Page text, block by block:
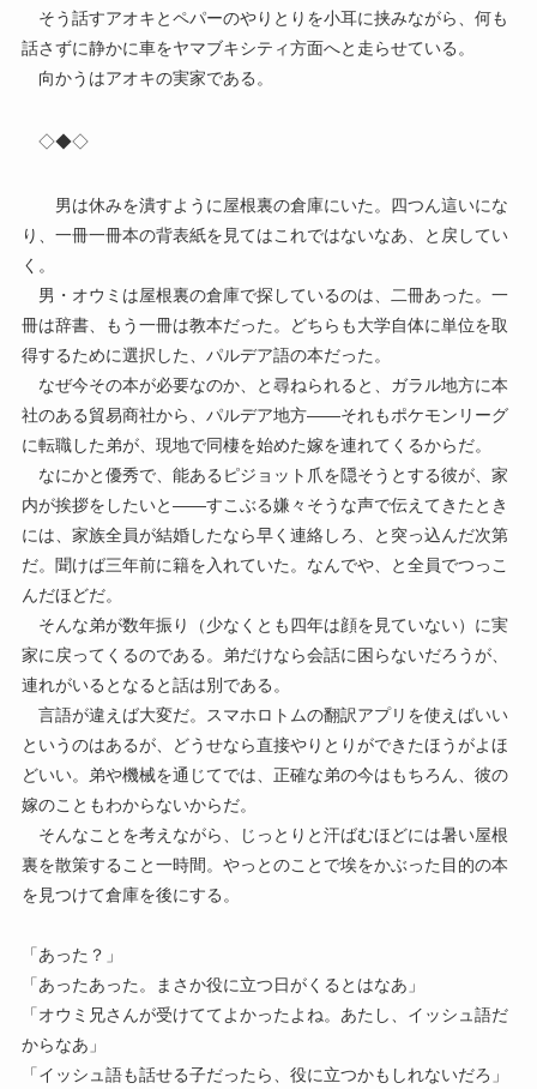
そう話すアオキとペパーのやりとりを小耳に挟みながら、何も
話さずに静かに車をヤマブキシティ方面へと走らせている。
向かうはアオキの実家である。
◇◆◇
男は休みを潰すように屋根裏の倉庫にいた。四つん這いにな
り、一冊一冊本の背表紙を見てはこれではないなあ、と戻してい
く。
男・オウミは屋根裏の倉庫で探しているのは、二冊あった。一
冊は辞書、もう一冊は教本だった。どちらも大学自体に単位を取
得するために選択した、パルデア語の本だった。
なぜ今その本が必要なのか、と尋ねられると、ガラル地方に本
社のある貿易商社から、パルデア地方――それもポケモンリーグ
に転職した弟が、現地で同棲を始めた嫁を連れてくるからだ。
なにかと優秀で、能あるピジョット爪を隠そうとする彼が、家
内が挨拶をしたいと――すこぶる嫌々そうな声で伝えてきたとき
には、家族全員が結婚したなら早く連絡しろ、と突っ込んだ次第
だ。聞けば三年前に籍を入れていた。なんでや、と全員でつっこ
んだほどだ。
そんな弟が数年振り（少なくとも四年は顔を見ていない）に実
家に戻ってくるのである。弟だけなら会話に困らないだろうが、
連れがいるとなると話は別である。
言語が違えば大変だ。スマホロトムの翻訳アプリを使えばいい
というのはあるが、どうせなら直接やりとりができたほうがよほ
どいい。弟や機械を通じてでは、正確な弟の今はもちろん、彼の
嫁のこともわからないからだ。
そんなことを考えながら、じっとりと汗ばむほどには暑い屋根
裏を散策すること一時間。やっとのことで埃をかぶった目的の本
を見つけて倉庫を後にする。
「あった？」
「あったあった。まさか役に立つ日がくるとはなあ」
「オウミ兄さんが受けててよかったよね。あたし、イッシュ語だ
からなあ」
「イッシュ語も話せる子だったら、役に立つかもしれないだろ」